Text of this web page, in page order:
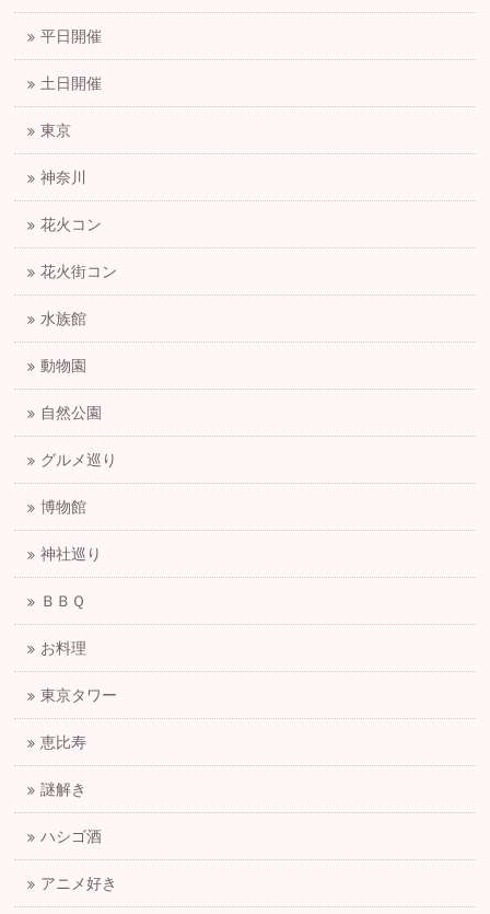
平日開催
土日開催
東京
神奈川
花火コン
花火街コン
水族館
動物園
自然公園
グルメ巡り
博物館
神社巡り
ＢＢＱ
お料理
東京タワー
恵比寿
謎解き
ハシゴ酒
アニメ好き